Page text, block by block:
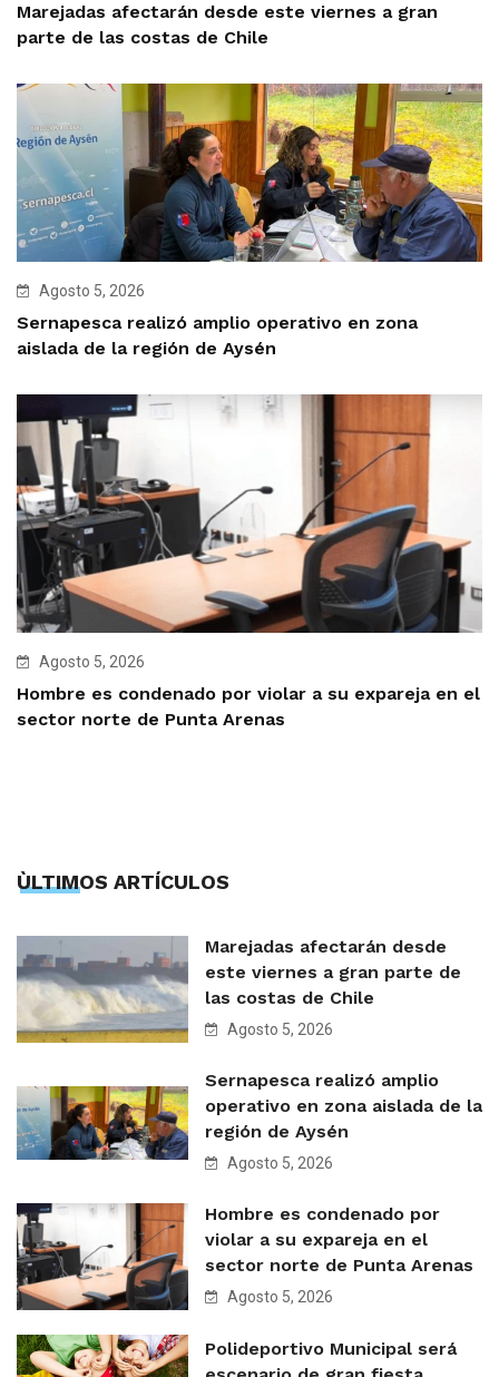
Marejadas afectarán desde este viernes a gran
parte de las costas de Chile
Agosto 5, 2026
Sernapesca realizó amplio operativo en zona
aislada de la región de Aysén
Agosto 5, 2026
Hombre es condenado por violar a su expareja en el
sector norte de Punta Arenas
ÙLTIMOS ARTÍCULOS
Marejadas afectarán desde
este viernes a gran parte de
las costas de Chile
Agosto 5, 2026
Sernapesca realizó amplio
operativo en zona aislada de la
región de Aysén
Agosto 5, 2026
Hombre es condenado por
violar a su expareja en el
sector norte de Punta Arenas
Agosto 5, 2026
Polideportivo Municipal será